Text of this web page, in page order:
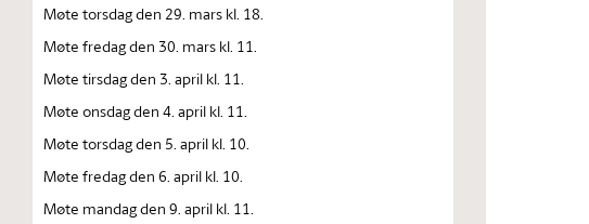
Møte torsdag den 29. mars kl. 18.
Møte fredag den 30. mars kl. 11.
Møte tirsdag den 3. april kl. 11.
Møte onsdag den 4. april kl. 11.
Møte torsdag den 5. april kl. 10.
Møte fredag den 6. april kl. 10.
Møte mandag den 9. april kl. 11.